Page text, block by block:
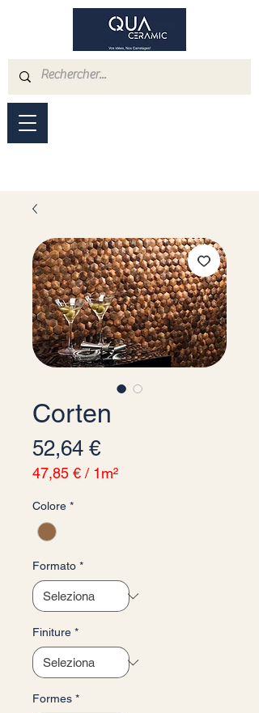
Corten
52,64 €Prezzo
47,85 € / 1m²
ogni
1
Metro
quadrato
Colore *
Formato *
Finiture *
Formes *